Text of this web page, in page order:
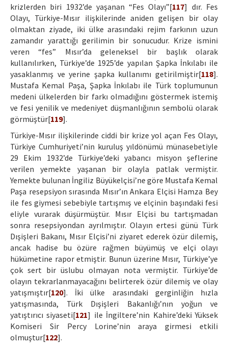
krizlerden biri 1932’de yaşanan “Fes Olayı”[117] dır. Fes
Olayı, Türkiye-Mısır ilişkilerinde aniden gelişen bir olay
olmaktan ziyade, iki ülke arasındaki rejim farkının uzun
zamandır yarattığı gerilimin bir sonucudur. Krize ismini
veren “fes” Mısır’da geleneksel bir başlık olarak
kullanılırken, Türkiye’de 1925’de yapılan Şapka İnkılabı ile
yasaklanmış ve yerine şapka kullanımı getirilmiştir[118].
Mustafa Kemal Paşa, Şapka İnkılabı ile Türk toplumunun
medeni ülkelerden bir farkı olmadığını göstermek istemiş
ve fesi yenilik ve medeniyet düşmanlığının sembolü olarak
görmüştür[119].
Türkiye-Mısır ilişkilerinde ciddi bir krize yol açan Fes Olayı,
Türkiye Cumhuriyeti’nin kuruluş yıldönümü münasebetiyle
29 Ekim 1932’de Türkiye’deki yabancı misyon şeflerine
verilen yemekte yaşanan bir olayla patlak vermiştir.
Yemekte bulunan İngiliz Büyükelçisi’ne göre Mustafa Kemal
Paşa resepsiyon sırasında Mısır’ın Ankara Elçisi Hamza Bey
ile fes giymesi sebebiyle tartışmış ve elçinin başındaki fesi
eliyle vurarak düşürmüştür. Mısır Elçisi bu tartışmadan
sonra resepsiyondan ayrılmıştır. Olayın ertesi günü Türk
Dışişleri Bakanı, Mısır Elçisi’ni ziyaret ederek özür dilemiş,
ancak hadise bu özüre rağmen büyümüş ve elçi olayı
hükümetine rapor etmiştir. Bunun üzerine Mısır, Türkiye’ye
çok sert bir üslubu olmayan nota vermiştir. Türkiye’de
olayın tekrarlanmayacağını belirterek özür dilemiş ve olay
yatışmıştır[120]. İki ülke arasındaki gerginliğin hızla
yatışmasında, Türk Dışişleri Bakanlığı’nın yoğun ve
yatıştırıcı siyaseti[121] ile İngiltere’nin Kahire’deki Yüksek
Komiseri Sir Percy Lorine’nin araya girmesi etkili
olmuştur[122].